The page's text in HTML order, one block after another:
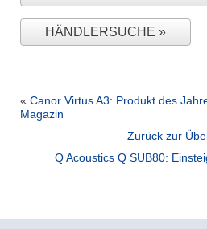
HÄNDLERSUCHE
« Canor Virtus A3: Produkt des
Magazin
Zurück zur
Q Acoustics Q SUB80: